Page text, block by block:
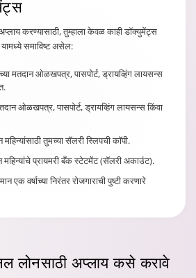
करण्यासाठी, तुम्हाला केवळ काही डॉक्युमेंट्स
समाविष्ट असेल:
मतदान ओळखपत्र, पासपोर्ट, ड्रायव्हिंग लायसन्स
ओळखपत्र, पासपोर्ट, ड्रायव्हिंग लायसन्स किंवा
महिन्यांसाठी तुमच्या सॅलरी स्लिपची कॉपी.
महिन्यांचे प्रायमरी बँक स्टेटमेंट (सॅलरी अकाउंट).
एक वर्षाच्या निरंतर रोजगाराची पुष्टी करणारे
लोनसाठी अप्लाय कसे करावे